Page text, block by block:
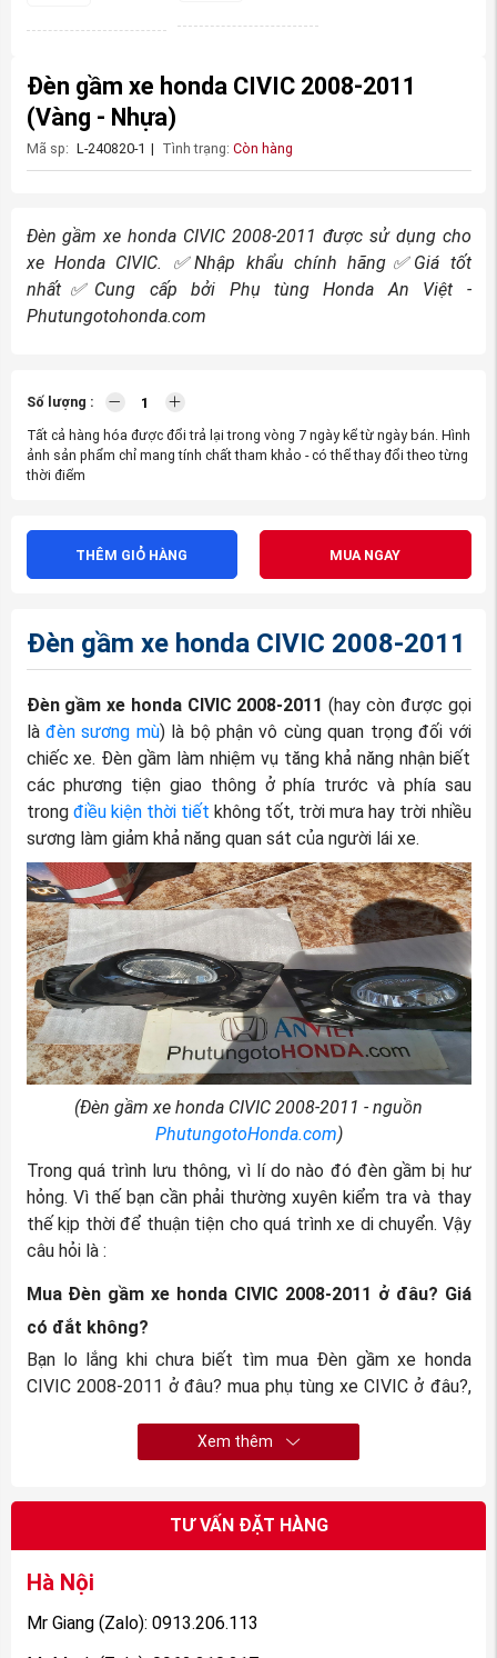
Đèn gầm xe honda CIVIC 2008-2011
(Vàng - Nhựa)
Mã sp: L-240820-1 | Tình trạng: Còn hàng
Đèn gầm xe honda CIVIC 2008-2011 được sử dụng cho
xe Honda CIVIC. ✅Nhập khẩu chính hãng ✅ Giá tốt
nhất✅ Cung cấp bởi Phụ tùng Honda An Việt -
Phutungotohonda.com
Số lượng :
Tất cả hàng hóa được đổi trả lại trong vòng 7 ngày kể từ ngày bán. Hình
ảnh sản phẩm chỉ mang tính chất tham khảo - có thể thay đổi theo từng
thời điểm
THÊM GIỎ HÀNG MUA NGAY
Đèn gầm xe honda CIVIC 2008-2011
Đèn gầm xe honda CIVIC 2008-2011 (hay còn được gọi
là đèn sương mù) là bộ phận vô cùng quan trọng đối với
chiếc xe. Đèn gầm làm nhiệm vụ tăng khả năng nhận biết
các phương tiện giao thông ở phía trước và phía sau
trong điều kiện thời tiết không tốt, trời mưa hay trời nhiều
sương làm giảm khả năng quan sát của người lái xe.
(Đèn gầm xe honda CIVIC 2008-2011 - nguồn
PhutungotoHonda.com)
Trong quá trình lưu thông, vì lí do nào đó đèn gầm bị hư
hỏng. Vì thế bạn cần phải thường xuyên kiểm tra và thay
thế kịp thời để thuận tiện cho quá trình xe di chuyển. Vậy
câu hỏi là :
Mua Đèn gầm xe honda CIVIC 2008-2011 ở đâu? Giá
có đắt không?
Bạn lo lắng khi chưa biết tìm mua Đèn gầm xe honda
CIVIC 2008-2011 ở đâu? mua phụ tùng xe CIVIC ở đâu?,
phẩm mà bạn nhận được không xứng đáng mà túi tiền
bạn bỏ ra. Thì đó là tâm lí chung của tất cả các khách
Xem thêm
TƯ VẤN ĐẶT HÀNG
Hà Nội
Mr Giang (Zalo): 0913.206.113